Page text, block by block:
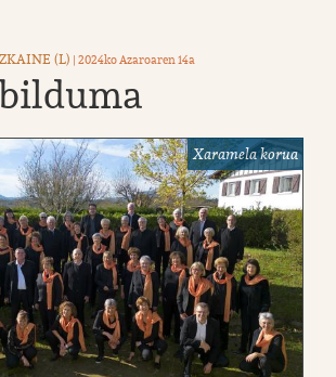
(L) | 2024ko Azaroaren 14a
Xaramela korua